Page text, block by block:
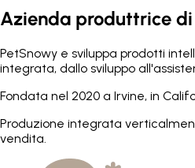
Azienda produttrice
PetSnowy e sviluppa prodotti
integrata, dallo sviluppo
Fondata nel 2020 a Irvine, in
Produzione integrata
vendita.